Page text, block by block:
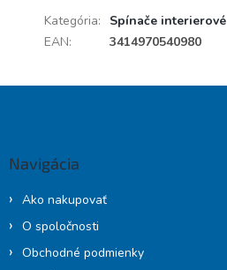
Kategória:
Spínače interierové
EAN: 3414970540980
Navigácia
Ako nakupovať
O spoločnosti
Obchodné podmienky